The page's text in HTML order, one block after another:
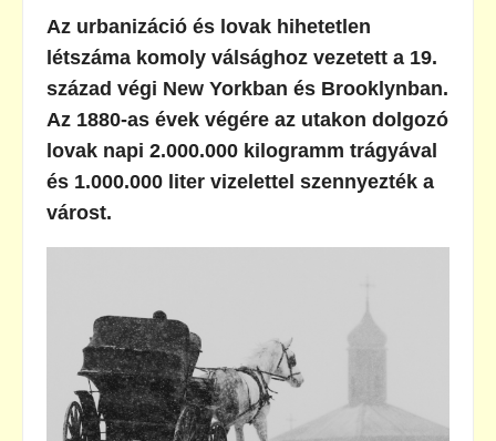
Az urbanizáció és lovak hihetetlen
létszáma komoly válsághoz vezetett a 19.
század végi New Yorkban és Brooklynban.
Az 1880-as évek végére az utakon dolgozó
lovak napi 2.000.000 kilogramm trágyával
és 1.000.000 liter vizelettel szennyezték a
várost.